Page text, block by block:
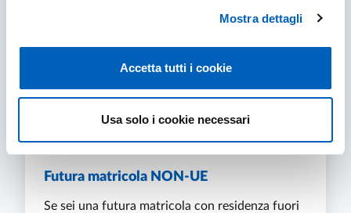
Mostra dettagli
Accetta tutti i cookie
Usa solo i cookie necessari
Futura matricola NON-UE
Se sei una futura matricola con residenza fuori